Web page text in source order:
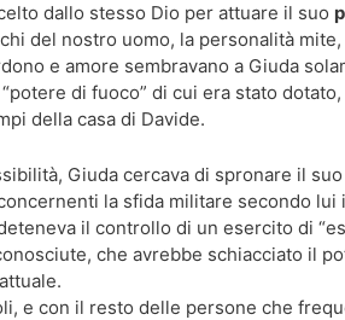
dallo stesso Dio per attuare il suo
del nostro uomo, la personalità
e amore sembravano a Giuda
di fuoco” di cui era stato
della casa di Davide.
Giuda cercava di spronare il
la sfida militare secondo lui
il controllo di un esercito di
che avrebbe schiacciato il
e con il resto delle persone che